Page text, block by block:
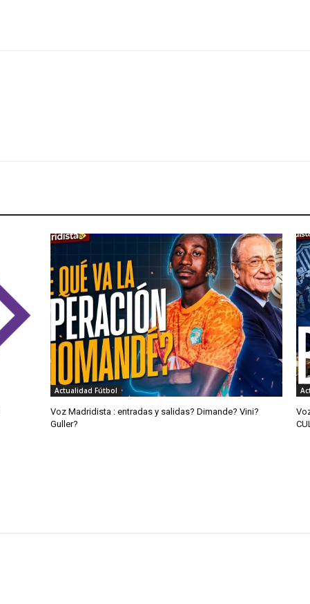
Actualidad Fútbol
Voz Madridista : entradas y salidas? Dimande? Vini?
Guller?